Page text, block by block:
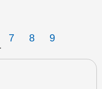
7 8 9